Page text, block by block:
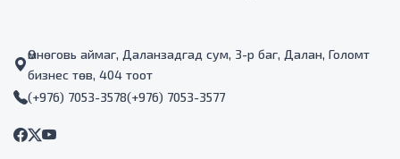
Өмнөговь аймаг, Даланзадгад сум, 3-р баг, Далан, Голомт
бизнес төв, 404 тоот
(+976) 7053-3578(+976) 7053-3577